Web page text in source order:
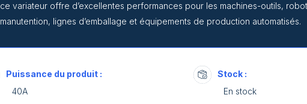
ce variateur offre d’excellentes performances pour les machines-outils,
manutention, lignes d’emballage et équipements de production automatisés.
Puissance du produit :
40A
Stock :
En stock